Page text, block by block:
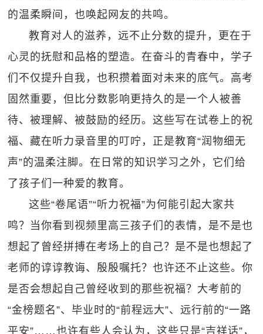
的温柔瞬间，也唤起网友的共鸣。
教育对人的滋养，远不止分数的提升，更在于
心灵的抚慰和品格的塑造。在奋斗的青春中，学子
们不仅提升自我，也积攒着面对未来的底气。高考
固然重要，但比分数影响更持久的是一个人被善
待、被理解、被鼓励的经历。这些写在试卷上的祝
福、藏在听力录音里的叮咛，正是教育“润物细无
声”的温柔注脚。在日常的知识学习之外，它们给
了孩子们一种爱的教育。
这些“卷尾语”“听力祝福”为何能引起大家共
鸣？当你看到视频里高三孩子们的表情，是不是也
想起了曾经拼搏在考场上的自己？是不是也想起了
老师的谆谆教诲、殷殷嘱托？也许还不止这些。你
是否会想起自己曾经收到的那些祝福？大考前的
“金榜题名”、毕业时的“前程远大”、远行前的“一路
平安”……也许有些人会认为，这些只是“吉祥话”，